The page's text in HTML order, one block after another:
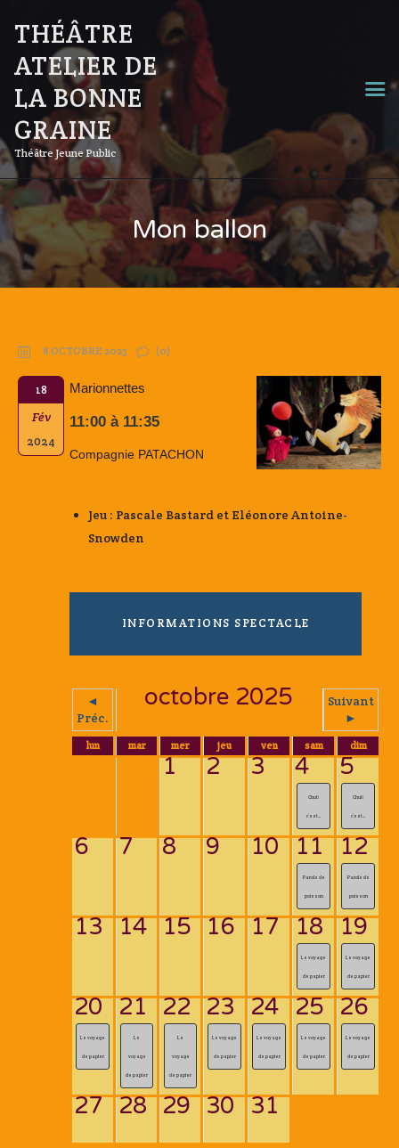
THÉÂTRE
ATELIER DE
LA BONNE
GRAINE
Théâtre Jeune Public
Mon ballon
8 OCTOBRE 2023 (0)
18
Fév
2024
Marionnettes
11:00 à 11:35
Compagnie PATACHON
Jeu : Pascale Bastard et Eléonore Antoine-
Snowden
INFORMATIONS SPECTACLE
◄
Préc.
octobre 2025
Suivant
►
lun mar mer jeu ven sam dim
1 2 3 4
Chut!
c’est...
5
Chut!
c’est...
6 7 8 9 10 11
Parole de
poisson
12
Parole de
poisson
13 14 15 16 17 18
Le voyage
de papier
19
Le voyage
de papier
20
Le voyage
de papier
21
Le
voyage
de papier
22
Le
voyage
de papier
23
Le voyage
de papier
24
Le voyage
de papier
25
Le voyage
de papier
26
Le voyage
de papier
27 28 29 30 31